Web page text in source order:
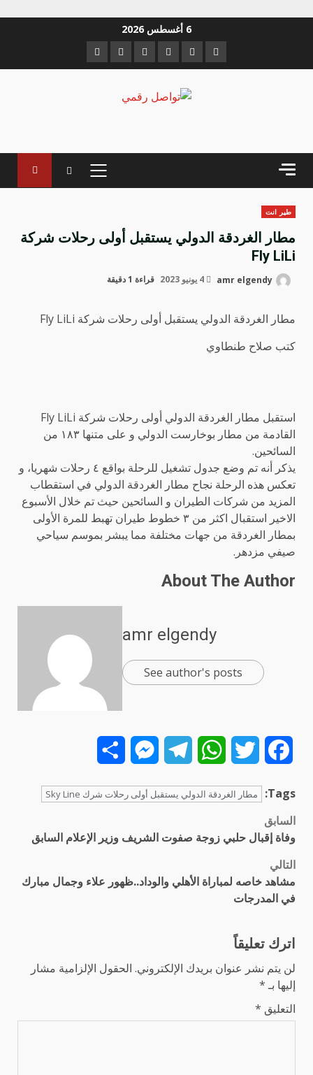
6 أغسطس 2026
Facebook
Twitter
Linkedin
VK
Youtube
Instagram
القائمة
الرئيسية
طير انت
مطار الغردقة الدولي يستقبل أولى رحلات شركة
Fly LiLi
قراءة 1 دقيقة
مطار الغردقة الدولي يستقبل أولى رحلات شركة Fly LiLi
كتب صلاح طنطاوي
استقبل مطار الغردقة الدولي أولى رحلات شركة Fly LiLi
القادمة من مطار بوخارست الدولي و على متنها ١٨٣ من
السائحين.
يذكر أنه تم وضع جدول تشغيل للرحلة بواقع ٤ رحلات شهريا، و
تعكس هذه الرحلة نجاح مطار الغردقة الدولي في استقطاب
المزيد من شركات الطيران و السائحين حيث تم خلال الأسبوع
الاخير استقبال اكثر من ٣ خطوط طيران تهبط للمرة الأولى
بمطار الغردقة من جهات مختلفة مما يبشر بموسم سياحي
صيفي مزدهر.
About The Author
amr elgendy
See author's posts
Facebook
Twitter
WhatsApp
Telegram
Messenger
Tags: مطار الغردقة الدولي يستقبل أولى رحلات شرك Sky Line
تصفّح
المقالات
السابق
وفاة إقبال حلبي زوجة صفوت الشريف وزير الإعلام السابق
التالي
مشاهد خاصه لمباراة الأهلي والوداد..ظهور علاء وجمال مبارك
في المدرجات
اترك تعليقاً
لن يتم نشر عنوان بريدك الإلكتروني. الحقول الإلزامية مشار
إليها بـ*
التعليق *